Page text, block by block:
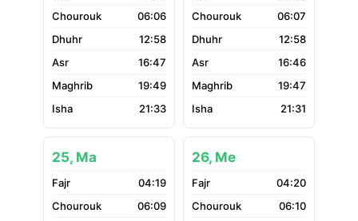
06:06
12:58
16:47
19:49
21:33
06:07
12:58
16:46
19:47
21:31
25, Ma
04:19
06:09
26, Me
04:20
06:10